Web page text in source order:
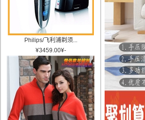
Philips/飞利浦剃须...
¥3459.00¥-